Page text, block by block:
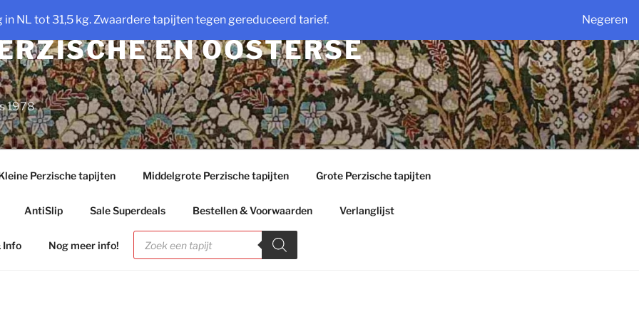
NL tot 31,5 kg. Zwaardere tapijten tegen gereduceerd tarief. Negeren
EN OOSTERSE
1978
Perzische tapijten Middelgrote Perzische tapijten Grote Perzische tapijten
AntiSlip Sale Superdeals Bestellen & Voorwaarden Verlanglijst
Info Nog meer info!
Producten
zoeken